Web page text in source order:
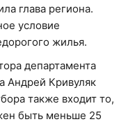
глава региона.
условие
жилья.
департамента
Андрей Кривуляк
также входит то,
быть меньше 25